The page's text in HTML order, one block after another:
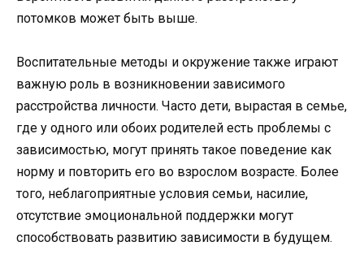
потомков может быть выше.
Воспитательные методы и окружение также играют
важную роль в возникновении зависимого
расстройства личности. Часто дети, вырастая в семье,
где у одного или обоих родителей есть проблемы с
зависимостью, могут принять такое поведение как
норму и повторить его во взрослом возрасте. Более
того, неблагоприятные условия семьи, насилие,
отсутствие эмоциональной поддержки могут
способствовать развитию зависимости в будущем.